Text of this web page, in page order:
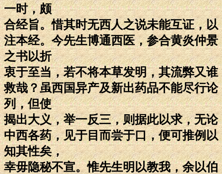
一时，颇
合经旨。惜其时无西人之说未能互证，以
注本经。今先生博通西医，参合黄炎仲景
之书以折
衷于至当，若不将本草发明，其流弊又谁
救哉？虽西国异产及新出药品不能尽行论
列，但使
揭出大义，举一反三，则据此以求，无论
中西各药，见于目而尝于口，便可推例以
知其性矣，
幸毋隐秘不宣。惟先生明以教我，余以伯